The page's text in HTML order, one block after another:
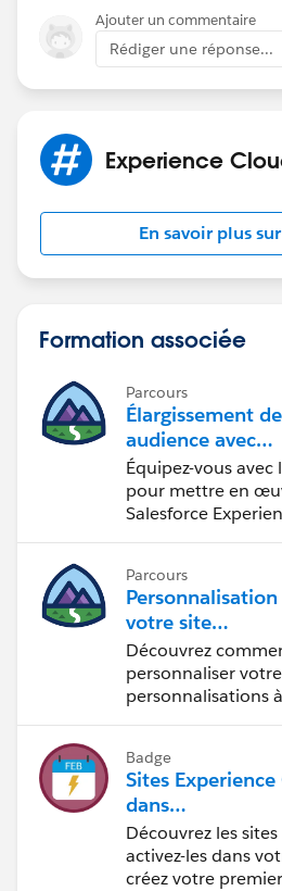
Ajouter un commentaire
Rédiger une réponse...
Experience
En savoir plus
Formation associée
Parcours
Élargissement
audience avec
Experience
Équipez-vous avec
pour mettre en
Salesforce
Parcours
votre site
Experience
Découvrez
personnaliser
personnalisations
Badge
Sites
dans
Agentforce
vices
Découvrez les
activez-les dans
créez votre